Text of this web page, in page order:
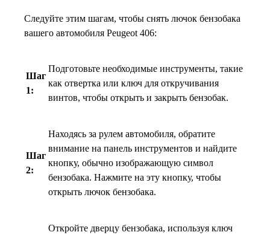
Следуйте этим шагам, чтобы снять лючок бензобака
вашего автомобиля Peugeot 406:
Шаг
1:
Подготовьте необходимые инструменты, такие
как отвертка или ключ для откручивания
винтов, чтобы открыть и закрыть бензобак.
Шаг
2:
Находясь за рулем автомобиля, обратите
внимание на панель инструментов и найдите
кнопку, обычно изображающую символ
бензобака. Нажмите на эту кнопку, чтобы
открыть лючок бензобака.
Откройте дверцу бензобака, используя ключ